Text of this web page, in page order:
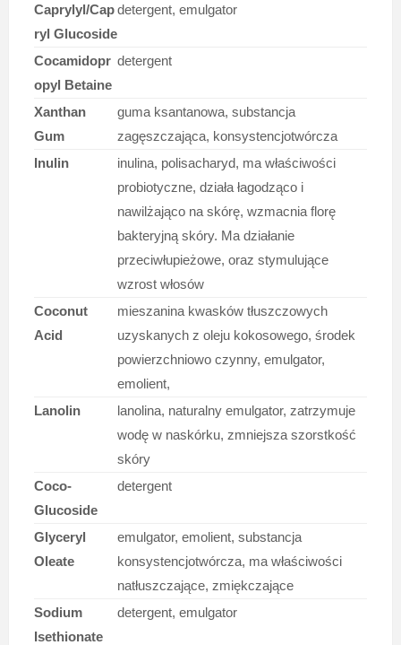
Caprylyl/Cap
ryl Glucoside
detergent, emulgator
Cocamidopr
opyl Betaine
detergent
Xanthan
Gum
guma ksantanowa, substancja
zagęszczająca, konsystencjotwórcza
Inulin
inulina, polisacharyd, ma właściwości
probiotyczne, działa łagodząco i
nawilżająco na skórę, wzmacnia florę
bakteryjną skóry. Ma działanie
przeciwłupieżowe, oraz stymulujące
wzrost włosów
Coconut
Acid
mieszanina kwasków tłuszczowych
uzyskanych z oleju kokosowego, środek
powierzchniowo czynny, emulgator,
emolient,
Lanolin
lanolina, naturalny emulgator, zatrzymuje
wodę w naskórku, zmniejsza szorstkość
skóry
Coco-
Glucoside
detergent
Glyceryl
Oleate
emulgator, emolient, substancja
konsystencjotwórcza, ma właściwości
natłuszczające, zmiękczające
Sodium
Isethionate
detergent, emulgator